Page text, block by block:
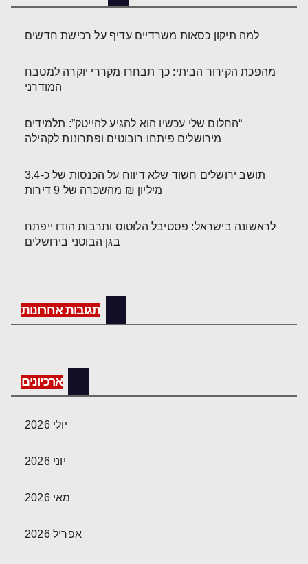
למה תיקון כסאות משרדיים עדיף על רכישת חדשים
מהפכת הקירור הביתי: כך תבחרו מקררי יוקרה למטבח
המודרני
“החלום שלי עכשיו הוא להגיע להייטק”: תלמידים
מירושלים פיתחו רובוטים ופתרונות לקהילה
תושב ירושלים חשוד שלא דיווח על הכנסות של כ-3.4
מיליון ₪ מהשכרה של 9 דירות
לראשונה בישראל: פסטיבל הלוטוס ותרבות הודו ייפתח
בגן הבוטני בירושלים
תגובות אחרונות
ארכיונים
יולי 2026
יוני 2026
מאי 2026
אפריל 2026